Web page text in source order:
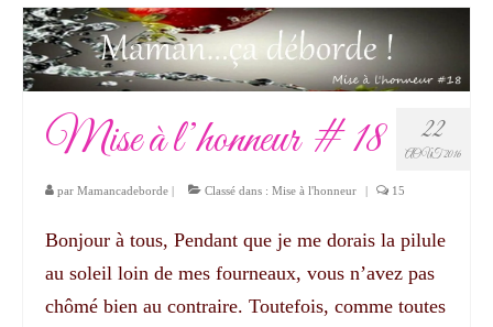
22
AOÛT 2016
Mise à l’honneur # 18
par Mamancadeborde Classé dans : Mise à l'honneur 15
Bonjour à tous, Pendant que je me dorais la pilule
au soleil loin de mes fourneaux, vous n’avez pas
chômé bien au contraire. Toutefois, comme toutes